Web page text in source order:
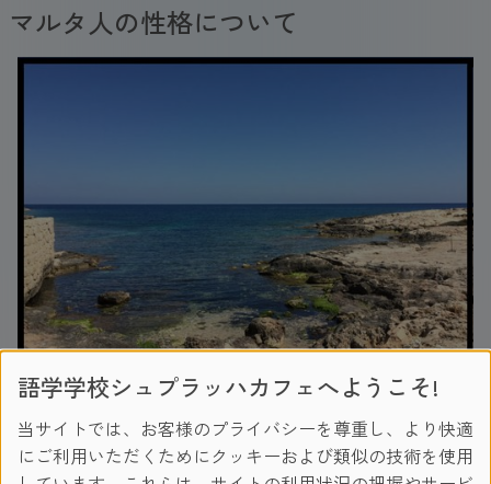
マルタ人の性格について
マルタ人はマルタ語と英語を公用語として話します。1964年
語学学校シュプラッハカフェへようこそ!
当サイトでは、お客様のプライバシーを尊重し、より快適
にご利用いただくためにクッキーおよび類似の技術を使用